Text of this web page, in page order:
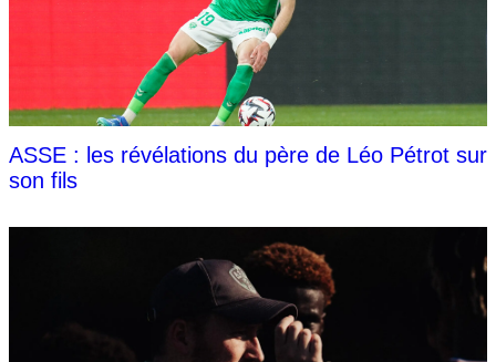
ASSE : les révélations du père de Léo Pétrot sur
son fils